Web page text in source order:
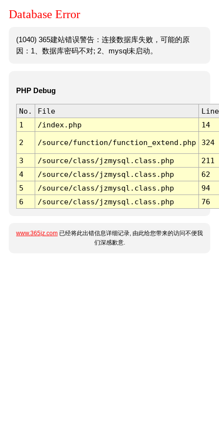
Database Error
(1040) 365建站错误警告：连接数据库失败，可能的原
因：1、数据库密码不对; 2、mysql未启动。
PHP Debug
No. File
Line
1
/index.php 14
2 /source/function/function_extend.php 324
3 /source/class/jzmysql.class.php
211
4
/source/class/jzmysql.class.php
62
5
/source/class/jzmysql.class.php
94
6
/source/class/jzmysql.class.php 76
www.365jz.com 已经将此出错信息详细记录, 由此给您带来的访问不便我
们深感歉意.